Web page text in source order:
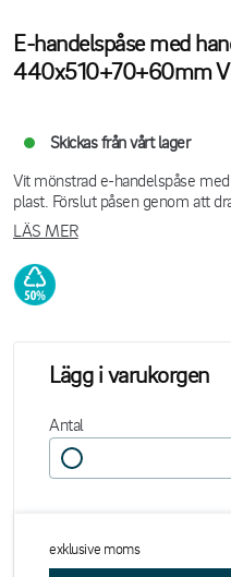
E-handelspåse med
440x510+70+60mm
Skickas från vårt lager
Vit mönstrad e-handelspåse
plast. Förslut påsen genom att
LÄS MER
Lägg i varukorgen
Antal
exklusive moms